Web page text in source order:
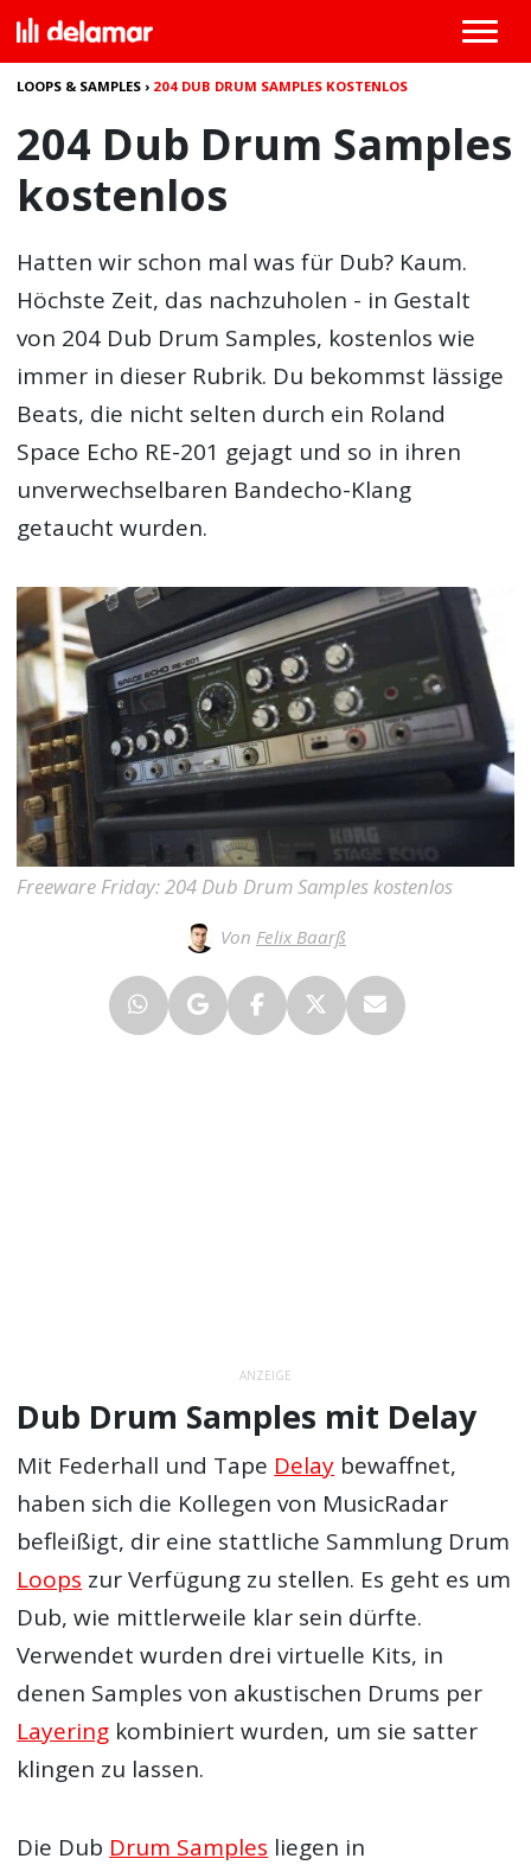
LOOPS & SAMPLES › 204 DUB DRUM SAMPLES KOSTENLOS
204 Dub Drum Samples
kostenlos
Hatten wir schon mal was für Dub? Kaum.
Höchste Zeit, das nachzuholen - in Gestalt
von 204 Dub Drum Samples, kostenlos wie
immer in dieser Rubrik. Du bekommst lässige
Beats, die nicht selten durch ein Roland
Space Echo RE-201 gejagt und so in ihren
unverwechselbaren Bandecho-Klang
getaucht wurden.
Freeware Friday: 204 Dub Drum Samples kostenlos
Von Felix Baarß
ANZEIGE
Dub Drum Samples mit Delay
Mit Federhall und Tape Delay bewaffnet,
haben sich die Kollegen von MusicRadar
befleißigt, dir eine stattliche Sammlung Drum
Loops zur Verfügung zu stellen. Es geht es um
Dub, wie mittlerweile klar sein dürfte.
Verwendet wurden drei virtuelle Kits, in
denen Samples von akustischen Drums per
Layering kombiniert wurden, um sie satter
klingen zu lassen.
Die Dub Drum Samples liegen in